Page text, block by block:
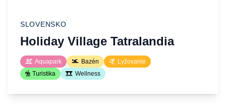
SLOVENSKO
Holiday Village Tatralandia
Aquapark Bazén
Lyžovanie
Turistika
Wellness